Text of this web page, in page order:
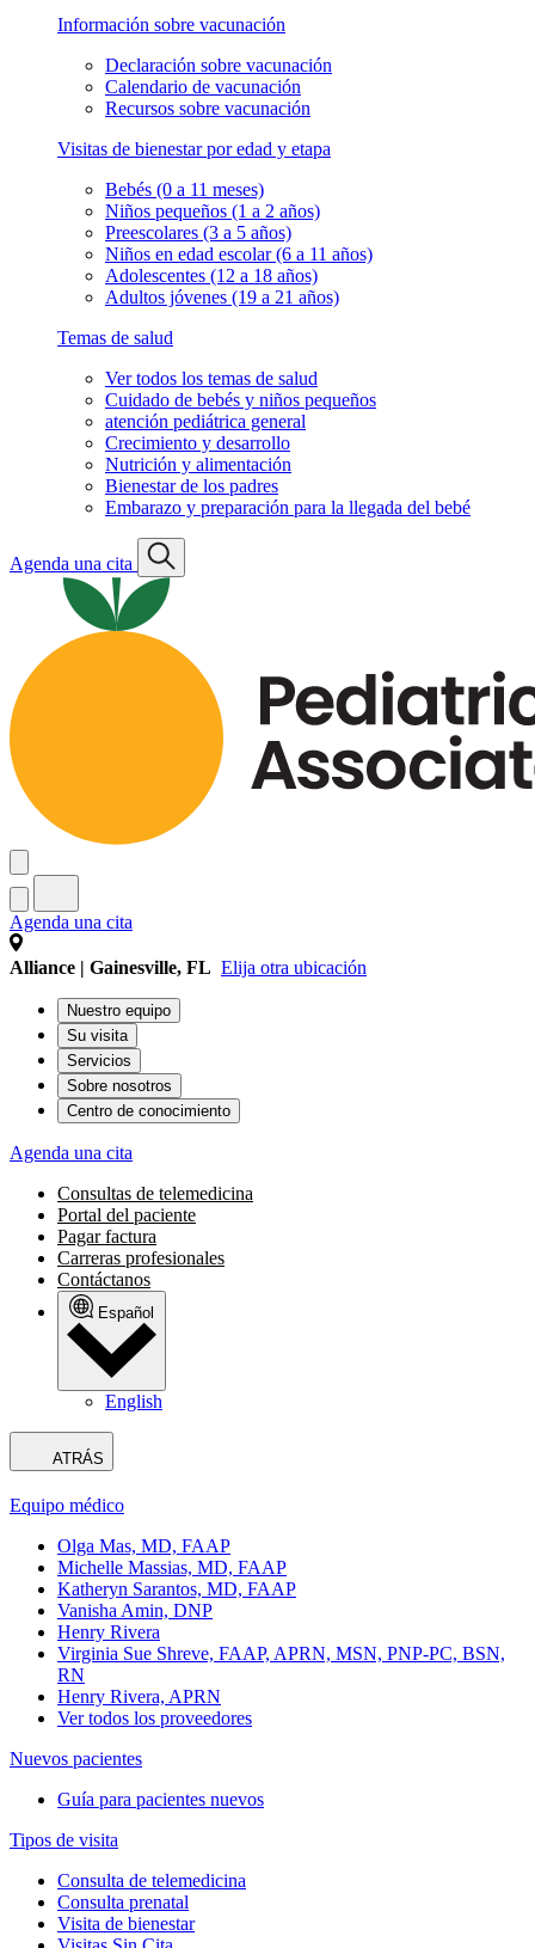
Información sobre vacunación
Declaración sobre vacunación
Calendario de vacunación
Recursos sobre vacunación
Visitas de bienestar por edad y etapa
Bebés (0 a 11 meses)
Niños pequeños (1 a 2 años)
Preescolares (3 a 5 años)
Niños en edad escolar (6 a 11 años)
Adolescentes (12 a 18 años)
Adultos jóvenes (19 a 21 años)
Temas de salud
Ver todos los temas de salud
Cuidado de bebés y niños pequeños
atención pediátrica general
Crecimiento y desarrollo
Nutrición y alimentación
Bienestar de los padres
Embarazo y preparación para la llegada del bebé
Agenda una cita
Agenda una cita
Alliance | Gainesville, FL Elija otra ubicación
Nuestro equipo
Su visita
Servicios
Sobre nosotros
Centro de conocimiento
Agenda una cita
Consultas de telemedicina
Portal del paciente
Pagar factura
Carreras profesionales
Contáctanos
Español
English
ATRÁS
Equipo médico
Olga Mas, MD, FAAP
Michelle Massias, MD, FAAP
Katheryn Sarantos, MD, FAAP
Vanisha Amin, DNP
Henry Rivera
Virginia Sue Shreve, FAAP, APRN, MSN, PNP-PC, BSN,
RN
Henry Rivera, APRN
Ver todos los proveedores
Nuevos pacientes
Guía para pacientes nuevos
Tipos de visita
Consulta de telemedicina
Consulta prenatal
Visita de bienestar